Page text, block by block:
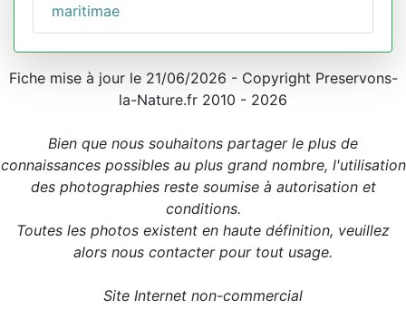
maritimae
Fiche mise à jour le 21/06/2026 - Copyright Preservons-
la-Nature.fr 2010 - 2026
Bien que nous souhaitons partager le plus de
connaissances possibles au plus grand nombre, l'utilisation
des photographies reste soumise à autorisation et
conditions.
Toutes les photos existent en haute définition, veuillez
alors nous contacter pour tout usage.
Site Internet non-commercial